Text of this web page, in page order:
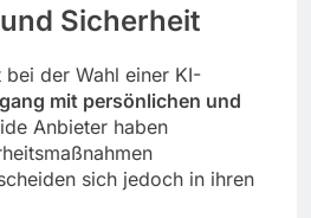
Sicherheit
der Wahl einer KI-
mit persönlichen und
Anbieter haben
sich jedoch in ihren